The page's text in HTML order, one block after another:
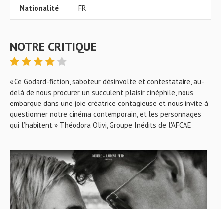
Nationalité FR
NOTRE CRITIQUE
« Ce Godard-fiction, saboteur désinvolte et contestataire, au-
delà de nous procurer un succulent plaisir cinéphile, nous
embarque dans une joie créatrice contagieuse et nous invite à
questionner notre cinéma contemporain, et les personnages
qui l’habitent. » Théodora Olivi, Groupe Inédits de l'AFCAE